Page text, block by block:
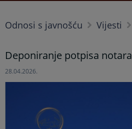
Odnosi s javnošću Vijesti
Deponiranje potpisa notara
28.04.2026.